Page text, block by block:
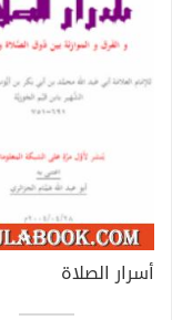
أسرار الصلاة